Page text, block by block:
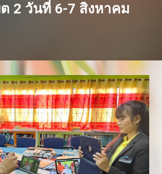
2 วันที่ 6-7 สิงหาคม